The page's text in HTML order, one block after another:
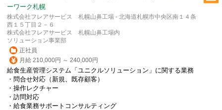
ーワーク札幌
株式会社フレアサービス 札幌山鼻工場 - 北海道札幌市中央区南１４条
西１５丁目２－６
株式会社フレアサービス 札幌山鼻工場内
ソリューション事業部
正社員
月給 210,000円 ～ 240,000円
給食生産管理システム「ユニクルソリューション」に関する業務
・問合せ対応（新規、既存顧客）
・操作レクチャー
・訪問対応
・給食業務サポートコンサルティング